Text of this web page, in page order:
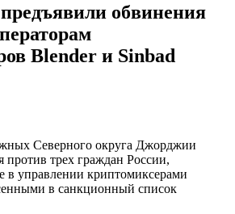
обвинения
Blender и Sinbad
Северного округа Джорджии
трех граждан России,
в управлении криптомиксерами
в санкционный список